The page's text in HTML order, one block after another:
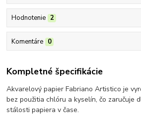
Hodnotenie 2
Komentáre 0
Kompletné špecifikácie
Akvarelový papier Fabriano Artistico je
bez použitia chlóru a kyselín, čo zaručuje
stálosti papiera v čase.